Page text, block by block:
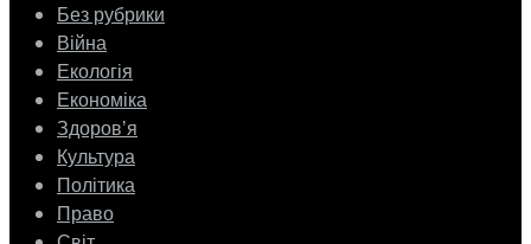
Без рубрики
Війна
Екологія
Економіка
Здоровʼя
Культура
Політика
Право